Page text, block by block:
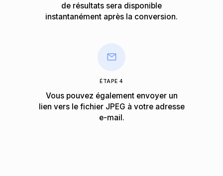
de résultats sera disponible
instantanément après la conversion.
ÉTAPE 4
Vous pouvez également envoyer un
lien vers le fichier JPEG à votre adresse
e-mail.